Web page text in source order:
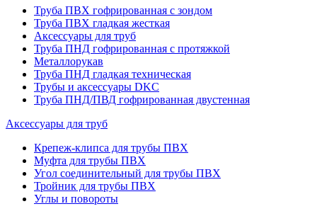
Труба ПВХ гофрированная с зондом
Труба ПВХ гладкая жесткая
Аксессуары для труб
Труба ПНД гофрированная с протяжкой
Металлорукав
Труба ПНД гладкая техническая
Трубы и аксессуары DKC
Труба ПНД/ПВД гофрированная двустенная
Аксессуары для труб
Крепеж-клипса для трубы ПВХ
Муфта для трубы ПВХ
Угол соединительный для трубы ПВХ
Тройник для трубы ПВХ
Углы и повороты